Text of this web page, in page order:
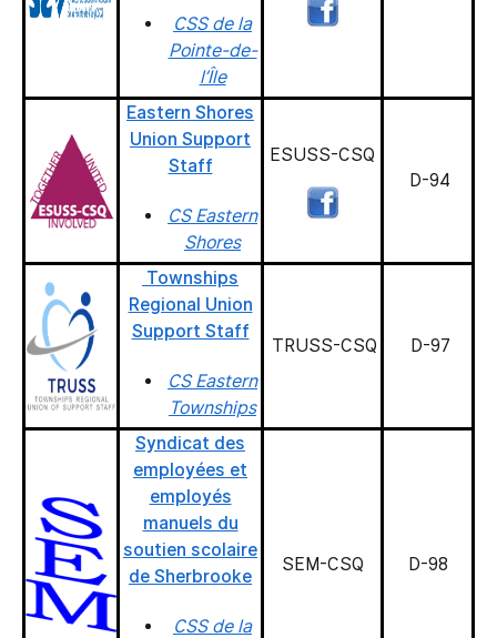
CSS de la
Pointe-de-
l’Île
Eastern Shores
Union Support
Staff
CS Eastern
Shores
ESUSS-CSQ
D-94
Townships
Regional Union
Support Staff
CS Eastern
Townships
TRUSS-CSQ D-97
Syndicat des
employées et
employés
manuels du
soutien scolaire
de Sherbrooke
CSS de la
SEM-CSQ D-98